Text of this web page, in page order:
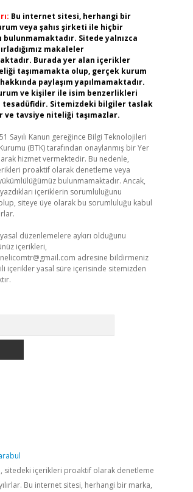
Bu internet sitesi, herhangi bir
veya şahıs şirketi ile hiçbir
bulunmamaktadır. Sitede yalnızca
makaleler
Burada yer alan içerikler
taşımamakta olup, gerçek kurum
paylaşım yapılmamaktadır.
ve kişiler ile isim benzerlikleri
tesadüfidir. Sitemizdeki bilgiler taslak
ve tavsiye niteliği taşımazlar.
Sayılı Kanun gereğince Bilgi Teknolojileri
(BTK) tarafından onaylanmış bir Yer
hizmet vermektedir. Bu nedenle,
proaktif olarak denetleme veya
bulunmamaktadır. Ancak,
içeriklerin sorumluluğunu
siteye üye olarak bu sorumluluğu kabul
düzenlemelere aykırı olduğunu
içerikleri,
adresine bildirmeniz
içerikler yasal süre içerisinde sitemizden
sitedeki içerikleri proaktif olarak denetleme
Bu internet sitesi, herhangi bir marka,